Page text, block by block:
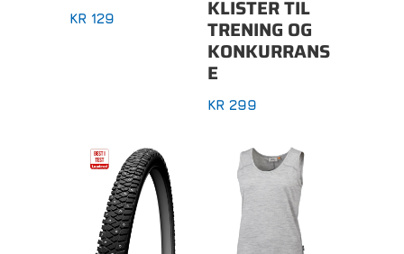
KR129 KLISTER TIL
TRENING OG
KONKURRANS
E
KR299